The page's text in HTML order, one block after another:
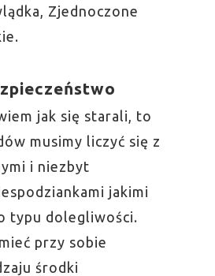
Zjednoczone
jak się starali, to
musimy liczyć się z
i niezbyt
jakimi
typu dolegliwości.
przy sobie
środki